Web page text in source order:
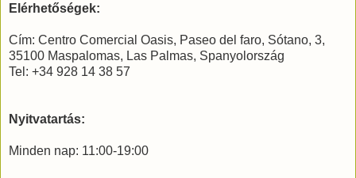
Elérhetőségek:
Cím: Centro Comercial Oasis, Paseo del faro, Sótano, 3,
35100 Maspalomas, Las Palmas, Spanyolország
Tel: +34 928 14 38 57
Nyitvatartás:
Minden nap: 11:00-19:00